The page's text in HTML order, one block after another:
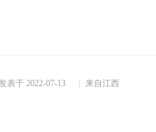
表于 2022-07-13 来自江西